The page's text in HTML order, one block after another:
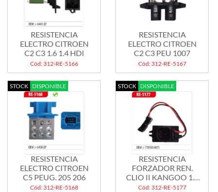
RESISTENCIA
ELECTRO CITROEN
C2 C3 1.6 1.4 HDI
Cód: 312-RE-5166
RESISTENCIA
ELECTRO CITROEN
C2 C3 PEU 1007
Cód: 312-RE-5167
STOCK DISPONIBLE
RESISTENCIA
ELECTRO CITROEN
C5 PEUG. 205 206
Cód: 312-RE-5168
STOCK DISPONIBLE
RESISTENCIA
FORZADOR REN.
CLIO II KANGOO 1.2
1.4...
Cód: 312-RE-5177